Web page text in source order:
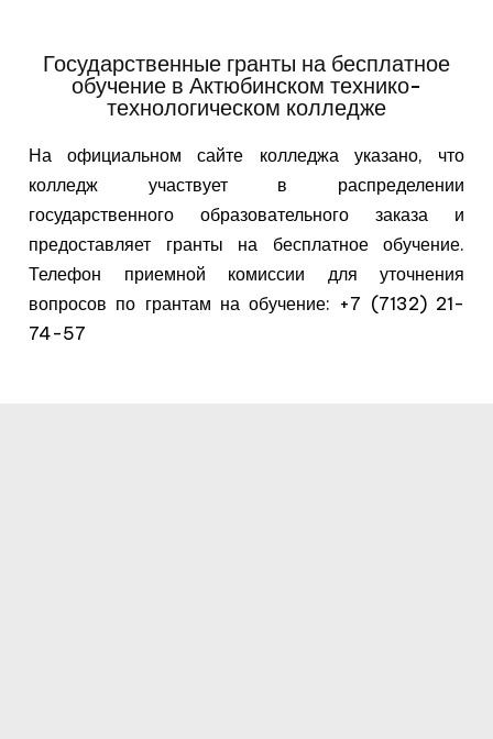
Государственные гранты на бесплатное
обучение в Актюбинском технико-
технологическом колледже
На официальном сайте колледжа указано, что
колледж участвует в распределении
государственного образовательного заказа и
предоставляет гранты на бесплатное обучение.
Телефон приемной комиссии для уточнения
вопросов по грантам на обучение: +7 (7132) 21-
74-57